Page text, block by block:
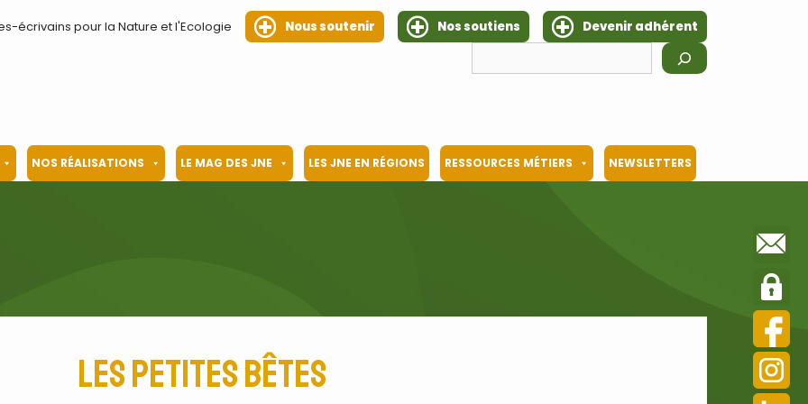
écrivains pour la Nature et l'Ecologie Nous soutenir Nos soutiens
Devenir adhérent
NOS RÉALISATIONS LE MAG DES JNE LES JNE EN RÉGIONS RESSOURCES MÉTIERS NEWSLETTERS
Les petites bêtes